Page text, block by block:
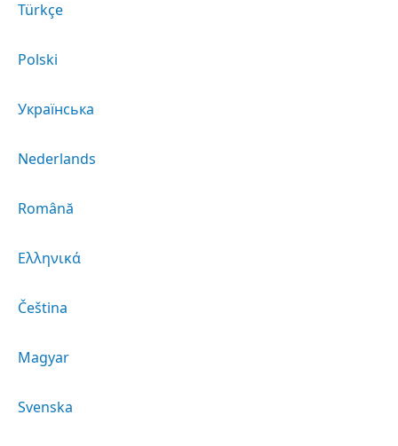
Türkçe
Polski
Українська
Nederlands
Română
Ελληνικά
Čeština
Magyar
Svenska